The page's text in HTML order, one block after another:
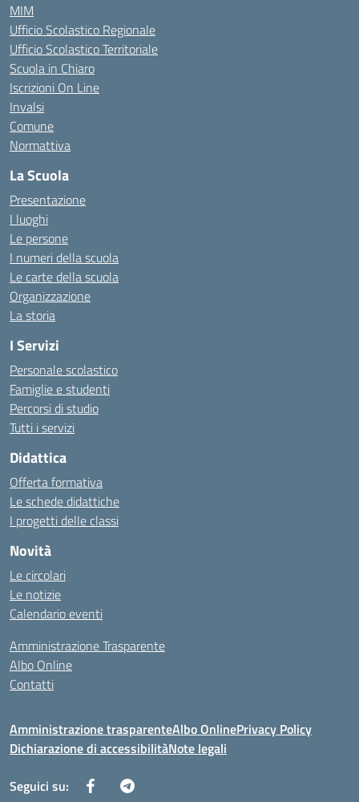
MIM
Ufficio Scolastico Regionale
Ufficio Scolastico Territoriale
Scuola in Chiaro
Iscrizioni On Line
Invalsi
Comune
Normattiva
La Scuola
Presentazione
I luoghi
Le persone
I numeri della scuola
Le carte della scuola
Organizzazione
La storia
I Servizi
Personale scolastico
Famiglie e studenti
Percorsi di studio
Tutti i servizi
Didattica
Offerta formativa
Le schede didattiche
I progetti delle classi
Novità
Le circolari
Le notizie
Calendario eventi
Amministrazione Trasparente
Albo Online
Contatti
Amministrazione trasparenteAlbo OnlinePrivacy Policy
Dichiarazione di accessibilitàNote legali
Seguici su: